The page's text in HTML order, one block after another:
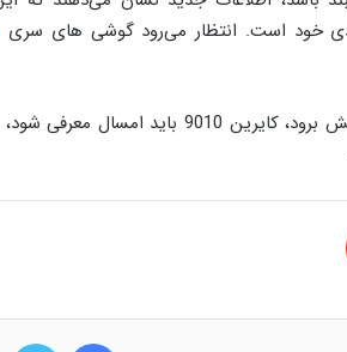
خود است. انتظار می‌رود گوشی های سری